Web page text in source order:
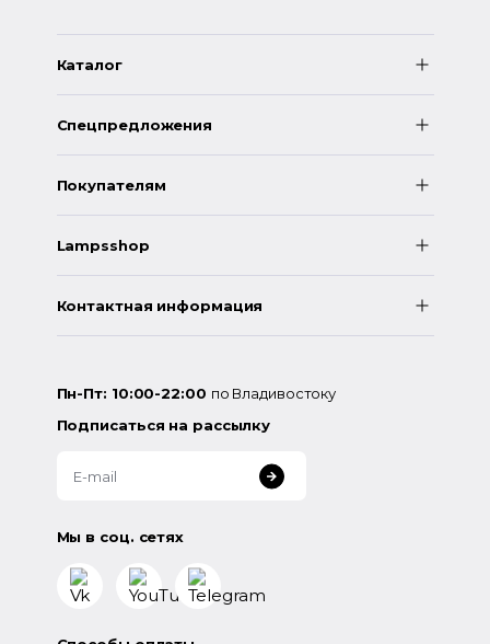
Каталог
Спецпредложения
Покупателям
Lampsshop
Контактная информация
Пн-Пт: 10:00-22:00 по Владивостоку
Подписаться на рассылку
Мы в соц. сетях